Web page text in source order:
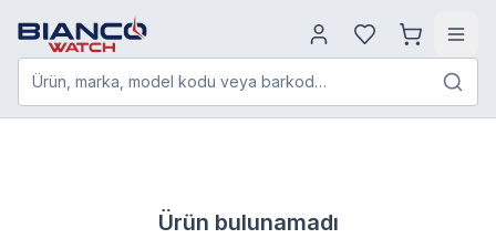
Ürün, marka, model kodu veya barkod…
Ürün bulunamadı